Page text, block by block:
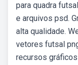
para quadra
e arquivos psd.
alta qualidade.
vetores futsal
recursos